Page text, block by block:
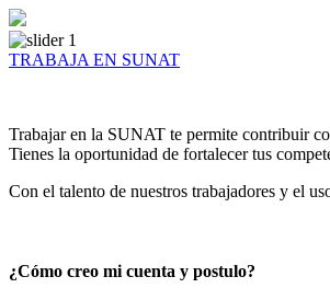
TRABAJA EN SUNAT
Trabajar en la SUNAT te permite contribuir
Tienes la oportunidad de fortalecer tus
Con el talento de nuestros trabajadores y el
¿Cómo creo mi cuenta y postulo?